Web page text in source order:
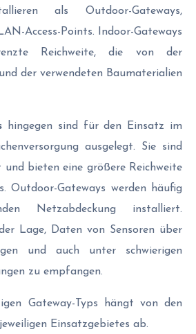
als Outdoor-Gateways,
Access-Points. Indoor-Gateways
Reichweite, die von der
der verwendeten Baumaterialien
hingegen sind für den Einsatz im
ausgelegt. Sie sind
bieten eine größere Reichweite
Outdoor-Gateways werden häufig
Netzabdeckung installiert.
Lage, Daten von Sensoren über
und auch unter schwierigen
zu empfangen.
Gateway-Typs hängt von den
Einsatzgebietes ab.